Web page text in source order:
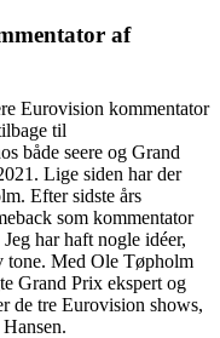
af
Eurovision kommentator
til
både seere og Grand
Lige siden har der
Efter sidste års
som kommentator
har haft nogle idéer,
tone. Med Ole Tøpholm
Grand Prix ekspert og
de tre Eurovision shows,